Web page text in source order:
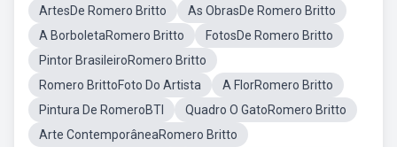
ArtesDe Romero Britto
As ObrasDe Romero Britto
A BorboletaRomero Britto
FotosDe Romero Britto
Pintor BrasileiroRomero Britto
Romero BrittoFoto Do Artista
A FlorRomero Britto
Pintura De RomeroBTI
Quadro O GatoRomero Britto
Arte ContemporâneaRomero Britto